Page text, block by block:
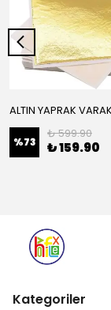
%73
₺ 599.90
₺ 159.90
Kategoriler